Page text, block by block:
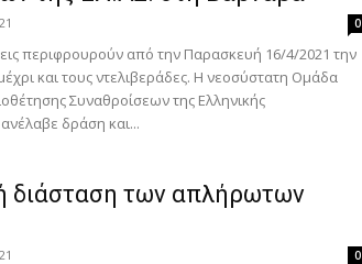
0
περιφρουρούν από την Παρασκευή 16/4/2021 την
και τους ντελιβεράδες. Η νεοσύστατη Ομάδα
Συναθροίσεων της Ελληνικής
δράση και...
διάσταση των απλήρωτων
0